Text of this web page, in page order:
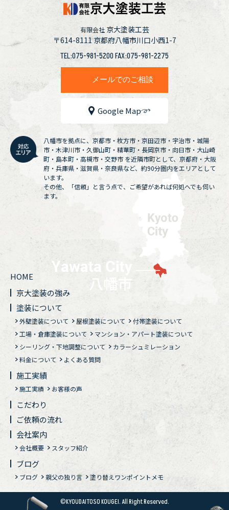
有限会社 京大塗装工芸
〒614-8111京都府八幡市川口小西1-7
TEL:075-981-5200 FAX:075-981-2275
メールでのご相談
Google Map
八幡市を拠点に、京都市・枚方市・京田辺市・宇治市・城陽
市・木津川市・久御山町・精華町・長岡京市・向日市・大山崎
町・島本町・高槻市・交野市 を近隣市町として、京都府・大阪
府・兵庫県・滋賀県・奈良県など、約90分圏内をエリアとして
います。
その他、「信頼」と言う点で、ご希望があれば何処へでも伺い
ます。
HOME
京大塗装の強み
塗装について
外壁塗装について 屋根塗装について
付帯塗装について
工場・倉庫塗装について
マンション・アパート塗装について
シーリング・下地調整について
カラーシュミレーション
料金について
よくある質問
施工実績
施工実績 お客様の声
こだわり
ご依頼の流れ
会社案内
会社概要 スタッフ紹介
ブログ
ブログ 親父の独り言 塗り替えワンポイントメモ
©KYOUDAITOSO KOUGEI. All Right Reserved.